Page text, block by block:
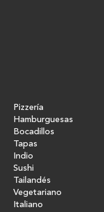
Pizzería
Hamburguesas
Bocadillos
Tapas
Indio
Sushi
Tailandés
Vegetariano
Italiano